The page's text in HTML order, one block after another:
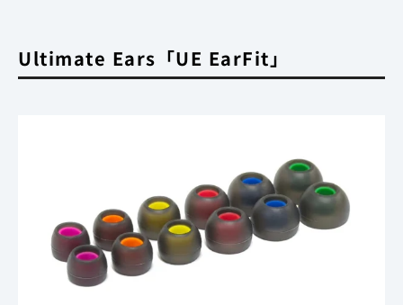
Ultimate Ears「UE EarFit」